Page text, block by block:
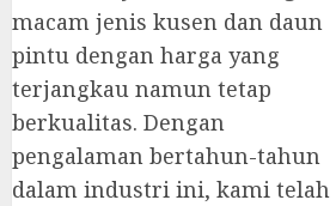
macam jenis kusen dan daun
pintu dengan harga yang
terjangkau namun tetap
berkualitas. Dengan
pengalaman bertahun-tahun
dalam industri ini, kami telah